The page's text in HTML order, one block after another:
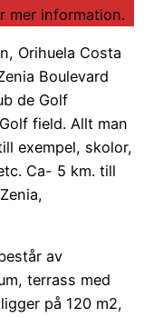
mer information.
Orihuela Costa
Boulevard
de Golf
field. Allt man
exempel, skolor,
Ca- 5 km. till
av
terrass med
på 120 m2,